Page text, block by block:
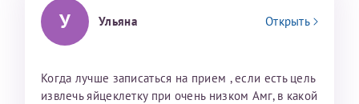
У Ульяна Открыть
Когда лучше записаться на прием , если есть цель
извлечь яйцеклетку при очень низком Амг, в какой